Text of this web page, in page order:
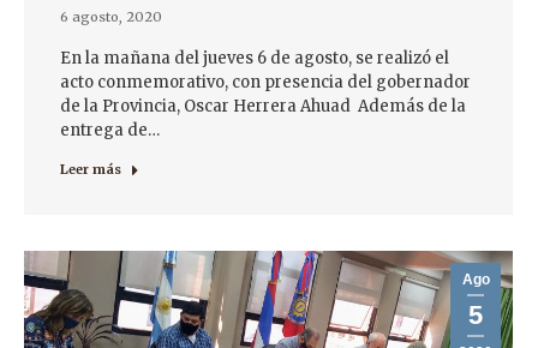
6 agosto, 2020
En la mañana del jueves 6 de agosto, se realizó el
acto conmemorativo, con presencia del gobernador
de la Provincia, Oscar Herrera Ahuad Además de la
entrega de…
Leer más
Ago
5